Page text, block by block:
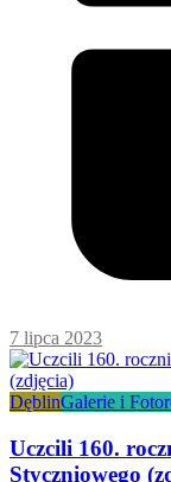
7 lipca 2023
DęblinGalerie i
Uczcili 160.
Styczniowego